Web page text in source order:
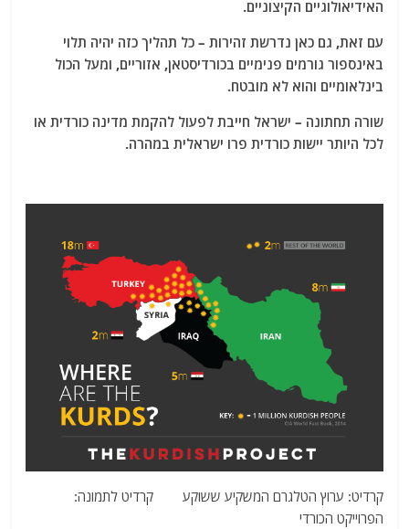
האידיאולוגיים הקיצוניים.
עם זאת, גם כאן נדרשת זהירות – כל תהליך כזה יהיה תלוי
באינספור גורמים פנימיים בכורדיסטאן, אזוריים, ומעל הכול
בינלאומיים והוא לא מובטח.
שורה תחתונה – ישראל חייבת לפעול להקמת מדינה כורדית או
לכל היותר יישות כורדית פרו ישראלית במהרה.
קרדיט: ערוץ הטלגרם המשקיע ששוקע קרדיט לתמונה:
הפרוייקט הכורדי